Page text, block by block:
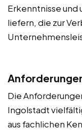
Erkenntnisse und
liefern, die zur
Die
Ingolstadt
aus fachlichen